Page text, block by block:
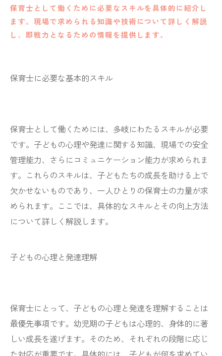
保育士として働くために必要なスキルを具体的に紹介し
ます。現場で求められる知識や技術について詳しく解説
し、即戦力となるための情報を提供します。
保育士に必要な基本的スキル
保育士として働くためには、多岐にわたるスキルが必要
です。子どもの心理や発達に関する知識、現場での安全
管理能力、さらにコミュニケーション能力が求められま
す。これらのスキルは、子どもたちの成長を助ける上で
欠かせないものであり、一人ひとりの保育士の力量が求
められます。ここでは、具体的なスキルとその向上方法
について詳しく解説します。
子どもの心理と発達理解
保育士にとって、子どもの心理と発達を理解することは
最優先事項です。幼児期の子どもは心理的、身体的に著
しい成長を遂げます。そのため、それぞれの段階に応じ